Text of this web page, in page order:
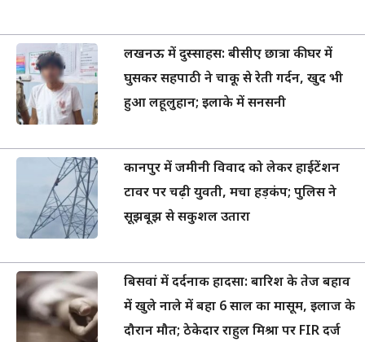
लखनऊ में दुस्साहस: बीसीए छात्रा की घर में
घुसकर सहपाठी ने चाकू से रेती गर्दन, खुद भी
हुआ लहूलुहान; इलाके में सनसनी
कानपुर में जमीनी विवाद को लेकर हाईटेंशन
टावर पर चढ़ी युवती, मचा हड़कंप; पुलिस ने
सूझबूझ से सकुशल उतारा
बिसवां में दर्दनाक हादसा: बारिश के तेज बहाव
में खुले नाले में बहा 6 साल का मासूम, इलाज के
दौरान मौत; ठेकेदार राहुल मिश्रा पर FIR दर्ज